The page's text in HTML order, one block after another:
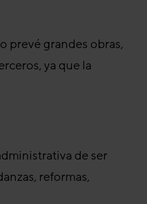
prevé grandes obras,
ya que la
de ser
reformas,